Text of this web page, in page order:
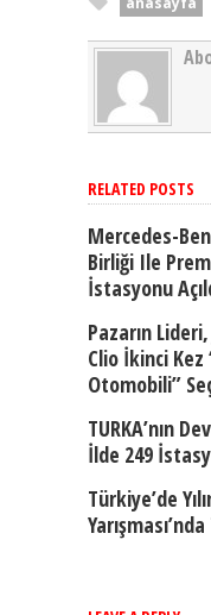
RELATED POSTS
Mercedes-
Birliği Ile
İstasyonu
Pazarın
Clio İkinci Kez
Otomobili”
TURKA’nın
İlde 249
Türkiye’de